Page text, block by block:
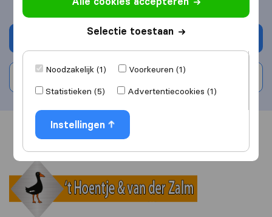
Vraag offerte aan
Schrijf beoordeling
Overzicht Reviews
Selectie toestaan
Noodzakelijk (1)
Voorkeuren (1)
Statistieken (5)
Advertentiecookies (1)
Instellingen